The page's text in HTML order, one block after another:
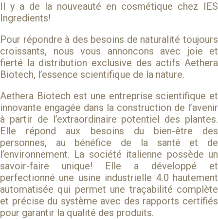
Il y a de la nouveauté en cosmétique chez IES
Ingredients!
Pour répondre à des besoins de naturalité toujours
croissants, nous vous annoncons avec joie et
fierté la distribution exclusive des actifs Aethera
Biotech, l’essence scientifique de la nature.
Aethera Biotech est une entreprise scientifique et
innovante engagée dans la construction de l’avenir
à partir de l’extraordinaire potentiel des plantes.
Elle répond aux besoins du bien-être des
personnes, au bénéfice de la santé et de
l’environnement. La société italienne possède un
savoir-faire unique! Elle a développé et
perfectionné une usine industrielle 4.0 hautement
automatisée qui permet une traçabilité complète
et précise du système avec des rapports certifiés
pour garantir la qualité des produits.